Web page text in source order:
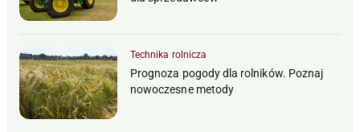
Technika rolnicza
Prognoza pogody dla rolników. Poznaj
nowoczesne metody